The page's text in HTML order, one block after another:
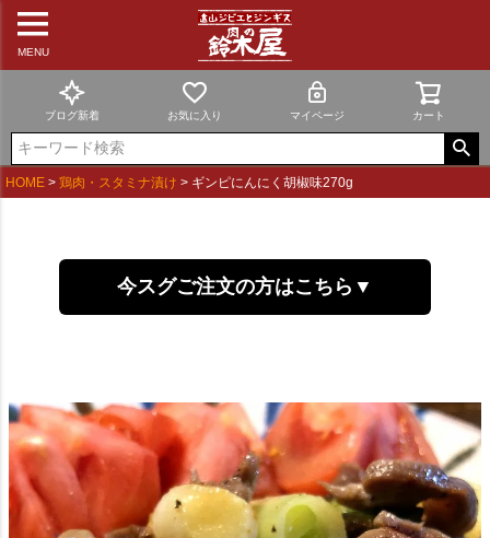
MENU
ブログ新着 お気に入り マイページ カート
HOME 鶏肉・スタミナ漬け ギンピにんにく胡椒味270g
今スグご注文の方はこちら▼